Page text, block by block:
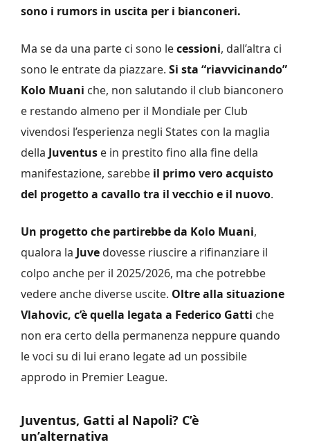
sono i rumors in uscita per i bianconeri.
Ma se da una parte ci sono lecessioni, dall’altra ci
sono le entrate da piazzare. Si sta “riavvicinando”
Kolo Muani che, non salutando il club bianconero
e restando almeno per il Mondiale per Club
vivendosi l’esperienza negli States con la maglia
della Juventus e in prestito fino alla fine della
manifestazione, sarebbe il primo vero acquisto
del progetto a cavallo tra il vecchio e il nuovo.
Un progetto che partirebbe da Kolo Muani,
qualora la Juve dovesse riuscire a rifinanziare il
colpo anche per il 2025/2026, ma che potrebbe
vedere anche diverse uscite. Oltre alla situazione
Vlahovic, c’è quella legata a Federico Gatti che
non era certo della permanenza neppure quando
le voci su di lui erano legate ad un possibile
approdo in Premier League.
Juventus, Gatti al Napoli? C’è
un’alternativa